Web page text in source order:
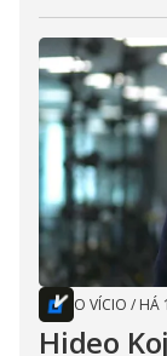
O VÍCIO / HÁ
Hideo